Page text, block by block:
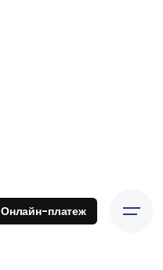
Онлайн-платеж